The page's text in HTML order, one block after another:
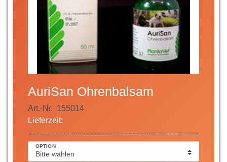
AuriSan Ohrenbalsam
Art.-Nr. 155014
Lieferzeit:
OPTION